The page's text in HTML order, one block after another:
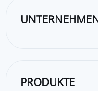
PRODUKTE